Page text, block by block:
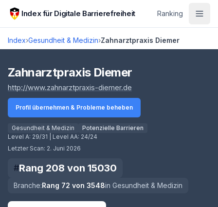
Zum Hauptinhalt springen
Index für Digitale Barrierefreiheit Ranking
Index›Gesundheit & Medizin›Zahnarztpraxis Diemer
Score lädt
Zahnarztpraxis Diemer
http://www.zahnarztpraxis-diemer.de
Profil übernehmen & Probleme beheben
Gesundheit & Medizin
Potenzielle Barrieren
Level A: 29/31 | Level AA: 24/24
Letzter Scan: 2. Juni 2026
#Rang 208 von 15030
Branche:Rang 72 von 3548in Gesundheit & Medizin